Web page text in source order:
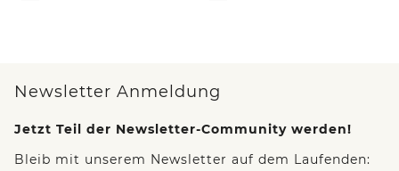
Newsletter Anmeldung
Jetzt Teil der Newsletter-Community werden!
Bleib mit unserem Newsletter auf dem Laufenden: